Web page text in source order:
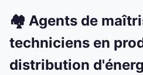
🏘️ Agents de
techniciens en
distribution